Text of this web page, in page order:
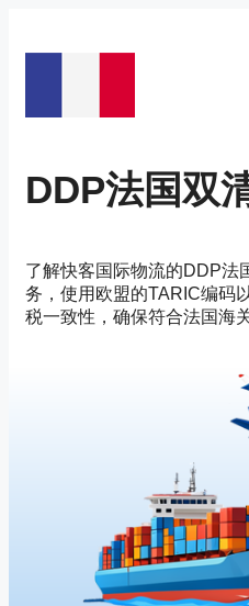
contenuto
DDP法国双
了解快客国际物流的DDP法
务，使用欧盟的TARIC编码
税一致性，确保符合法国海